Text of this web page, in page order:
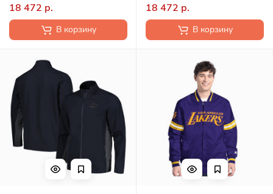
18 472 р.
В корзину
18 472 р.
В корзину